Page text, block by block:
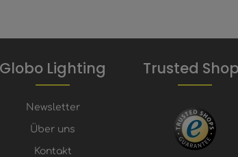
Globo Lighting
Newsletter
Über uns
Kontakt
Trusted